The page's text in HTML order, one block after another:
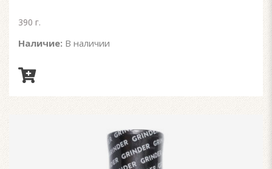
390 г.
Наличие: В наличии